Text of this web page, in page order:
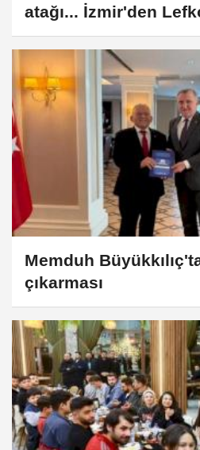
atağı... İzmir'den
parkı desteği
Memduh
çıkarması